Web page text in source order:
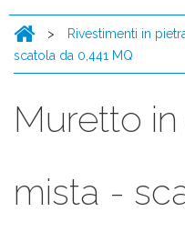
> Rivestimenti in
scatola da 0,441 MQ
Muretto
mista -